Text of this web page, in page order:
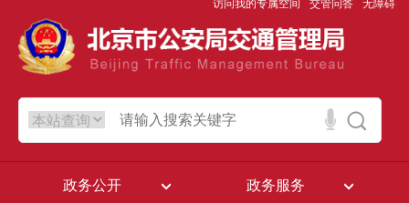
访问我的专属空间 交管问答 无障碍
政务公开 政务服务